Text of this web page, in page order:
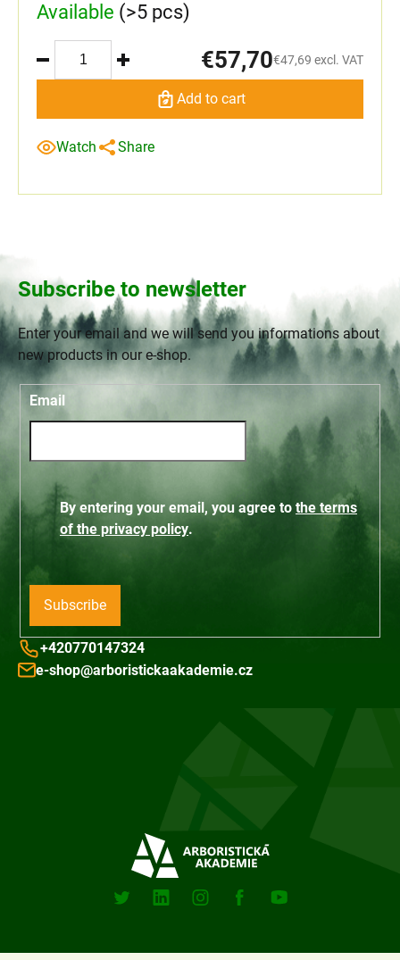
Available (>5 pcs)
€57,70€47,69 excl. VAT
Add to cart
Watch Share
Subscribe to newsletter
Enter your email and we will send you informations about
new products in our e-shop.
Email
By entering your email, you agree to the terms
of the privacy policy.
Subscribe
+420770147324
e-shop@arboristickaakademie.cz
Sociální
sitě
X
LinkedinInstagramFacebookYoutube